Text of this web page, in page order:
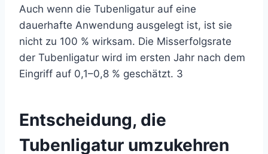
Auch wenn die Tubenligatur auf eine
dauerhafte Anwendung ausgelegt ist, ist sie
nicht zu 100 % wirksam. Die Misserfolgsrate
der Tubenligatur wird im ersten Jahr nach dem
Eingriff auf 0,1–0,8 % geschätzt. 3
Entscheidung, die
Tubenligatur umzukehren